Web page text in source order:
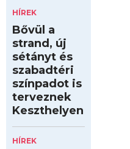
HÍREK
Bővül a
strand, új
sétányt és
szabadtéri
színpadot is
terveznek
Keszthelyen
HÍREK